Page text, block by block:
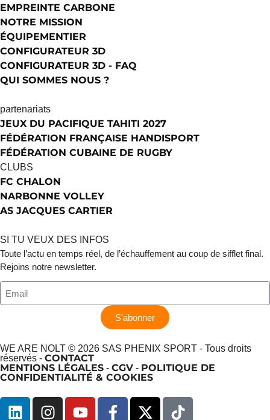
EMPREINTE CARBONE
NOTRE MISSION
ÉQUIPEMENTIER
CONFIGURATEUR 3D
CONFIGURATEUR 3D - FAQ
QUI SOMMES NOUS ?
partenariats
JEUX DU PACIFIQUE TAHITI 2027
FÉDÉRATION FRANÇAISE HANDISPORT
FÉDÉRATION CUBAINE DE RUGBY
CLUBS
FC CHALON
NARBONNE VOLLEY
AS JACQUES CARTIER
SI TU VEUX DES INFOS
Toute l’actu en temps réel, de l’échauffement au coup de sifflet final.
Rejoins notre newsletter.
S'abonner
WE ARE NOLT © 2026 SAS PHENIX SPORT - Tous droits
réservés - CONTACT
MENTIONS LÉGALES - CGV - POLITIQUE DE
CONFIDENTIALITÉ & COOKIES